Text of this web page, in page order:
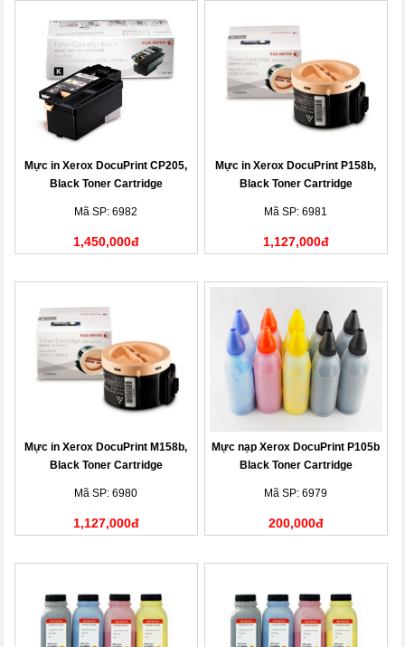
Mực in Xerox DocuPrint CP205,
Black Toner Cartridge
Mã SP: 6982
1,450,000đ
Mực in Xerox DocuPrint P158b,
Black Toner Cartridge
Mã SP: 6981
1,127,000đ
Mực in Xerox DocuPrint M158b,
Black Toner Cartridge
Mã SP: 6980
1,127,000đ
Mực nạp Xerox DocuPrint P105b
Black Toner Cartridge
Mã SP: 6979
200,000đ